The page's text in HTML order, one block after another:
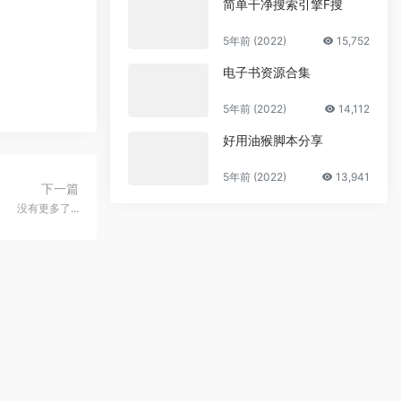
下一篇
没有更多了...
简单干净搜索引擎F搜
5年前 (2022) 15,752
电子书资源合集
5年前 (2022) 14,112
好用油猴脚本分享
5年前 (2022) 13,941